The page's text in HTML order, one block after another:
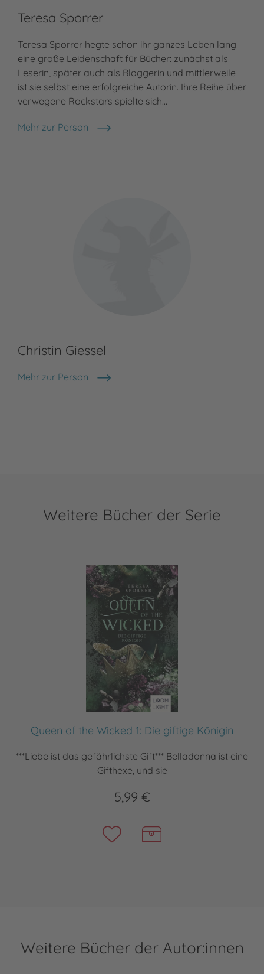
Teresa Sporrer
Teresa Sporrer hegte schon ihr ganzes Leben lang
eine große Leidenschaft für Bücher: zunächst als
Leserin, später auch als Bloggerin und mittlerweile
ist sie selbst eine erfolgreiche Autorin. Ihre Reihe über
verwegene Rockstars spielte sich…
Mehr zur Person
Teresa Sporrer
Christin Giessel
Mehr zur Person
Christin Giessel
Weitere Bücher der Serie
Queen of the Wicked 1: Die giftige Königin
***Liebe ist das gefährlichste Gift*** Belladonna ist eine
Gifthexe, und sie
5,99 €
Weitere Bücher der Autor:innen